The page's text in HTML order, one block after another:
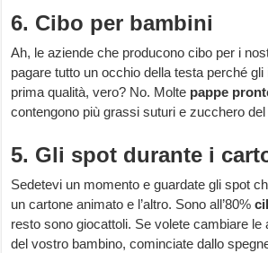
6. Cibo per bambini
Ah, le aziende che producono cibo per i
pagare tutto un occhio della testa perché
prima qualità, vero? No. Molte pappe
contengono più grassi suturi e zucchero
5. Gli spot durante i
Sedetevi un momento e guardate gli spot
un cartone animato e l’altro. Sono all’80%
resto sono giocattoli. Se volete cambiare le
del vostro bambino, cominciate dallo